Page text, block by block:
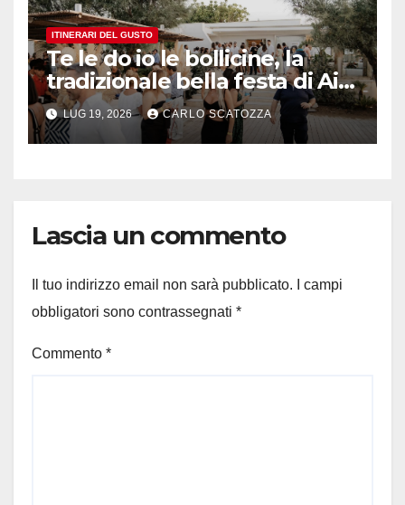
ITINERARI DEL GUSTO
Te le do io le bollicine, la
tradizionale bella festa di Ais
Napoli
LUG 19, 2026 CARLO SCATOZZA
Lascia un commento
Il tuo indirizzo email non sarà pubblicato.
I campi
obbligatori sono contrassegnati *
Commento *